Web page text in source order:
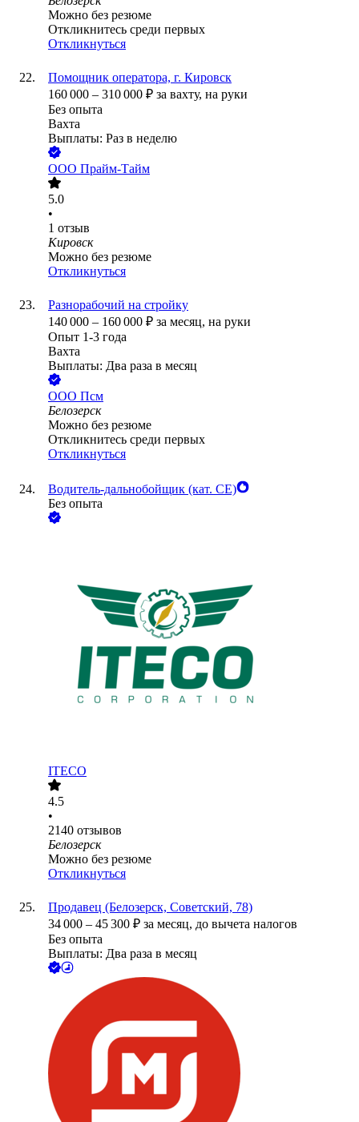
Можно без резюме
Откликнитесь среди первых
Откликнуться
Помощник оператора, г. Кировск
160 000 – 310 000 ₽ за вахту, на руки
Без опыта
Вахта
Выплаты: Раз в неделю
ООО Прайм-Тайм
5.0
•
1 отзыв
Кировск
Можно без резюме
Откликнуться
Разнорабочий на стройку
140 000 – 160 000 ₽ за месяц, на руки
Опыт 1-3 года
Вахта
Выплаты: Два раза в месяц
ООО Псм
Белозерск
Можно без резюме
Откликнитесь среди первых
Откликнуться
Водитель-дальнобойщик (кат. CE)
Без опыта
ITECO
4.5
•
2140 отзывов
Белозерск
Можно без резюме
Откликнуться
Продавец (Белозерск, Советский, 78)
34 000 – 45 300 ₽ за месяц, до вычета налогов
Без опыта
Выплаты: Два раза в месяц